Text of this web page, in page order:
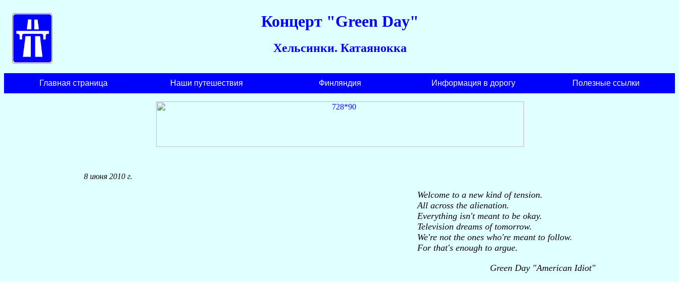
Концерт "Green Day"
Хельсинки. Катаянокка
Главная страница Наши путешествия Финляндия Информация в дорогу Полезные ссылки
8 июня 2010 г.
Welcome to a new kind of tension.
All across the alienation.
Everything isn't meant to be okay.
Television dreams of tomorrow.
We're not the ones who're meant to follow.
For that's enough to argue.
Green Day "American Idiot"